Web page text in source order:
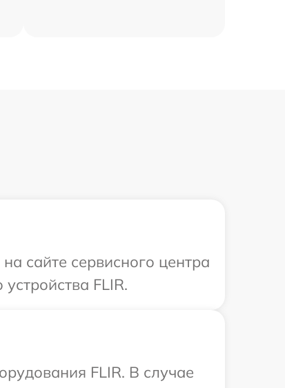
сайте сервисного центра
FLIR.
FLIR. В случае